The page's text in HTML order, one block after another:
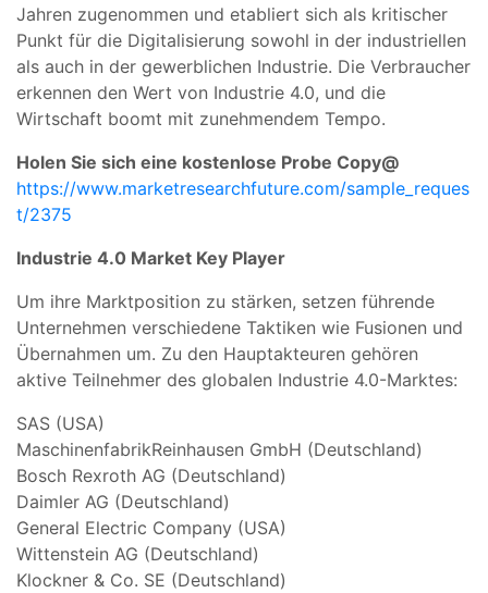
Jahren zugenommen und etabliert sich als kritischer
Punkt für die Digitalisierung sowohl in der industriellen
als auch in der gewerblichen Industrie. Die Verbraucher
erkennen den Wert von Industrie 4.0, und die
Wirtschaft boomt mit zunehmendem Tempo.
Holen Sie sich eine kostenlose Probe Copy@
https://www.marketresearchfuture.com/sample_reques
t/2375
Industrie 4.0 Market Key Player
Um ihre Marktposition zu stärken, setzen führende
Unternehmen verschiedene Taktiken wie Fusionen und
Übernahmen um. Zu den Hauptakteuren gehören
aktive Teilnehmer des globalen Industrie 4.0-Marktes:
SAS (USA)
MaschinenfabrikReinhausen GmbH (Deutschland)
Bosch Rexroth AG (Deutschland)
Daimler AG (Deutschland)
General Electric Company (USA)
Wittenstein AG (Deutschland)
Klockner & Co. SE (Deutschland)